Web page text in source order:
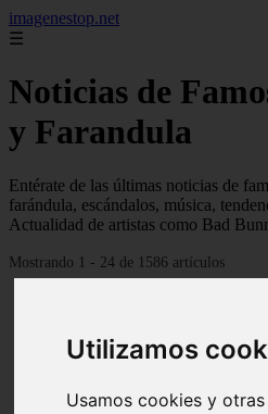
Utilizamos
Usamos cookies y
imagenestop.net
☰
Noticias de
y Farandula
Entérate de las últimas noticias de
farándula, escándalos, música,
Actualidad de artistas como Bad
Mostrando 1 - 24 de 1586 artículos